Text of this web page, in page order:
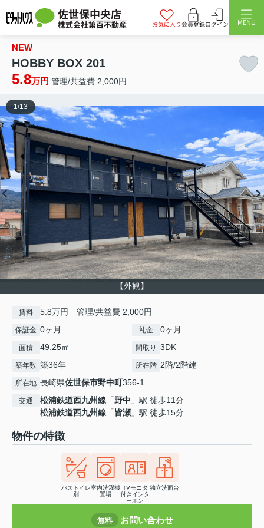
佐世保中央店
株式会社第百不動産 お気に入り会員登録ログイン MENU
NEW
HOBBY BOX 201
5.8万円 管理/共益費 2,000円
【外観】
1 /13
賃料 5.8万円 管理/共益費 2,000円
保証金 0ヶ月 礼金 0ヶ月
面積 49.25㎡ 間取り 3DK
築年数 築36年 所在階 2階/2階建
所在地 長崎県佐世保市野中町356-1
交通 松浦鉄道西九州線 「野中 」駅 徒歩11分
松浦鉄道西九州線 「皆瀬 」駅 徒歩15分
物件の特徴
バストイレ
別
室内洗濯機
置場
TVモニタ
付きインタ
ーホン
独立洗面台
無料 お問い合わせ